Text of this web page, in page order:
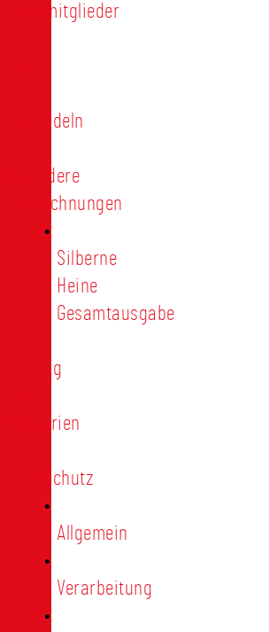
Ehrenmitglieder
Treunadeln
Besondere
Auszeichnungen
Silberne
Heine
Gesamtausgabe
Satzung
Regularien
Datenschutz
Allgemein
Verarbeitung